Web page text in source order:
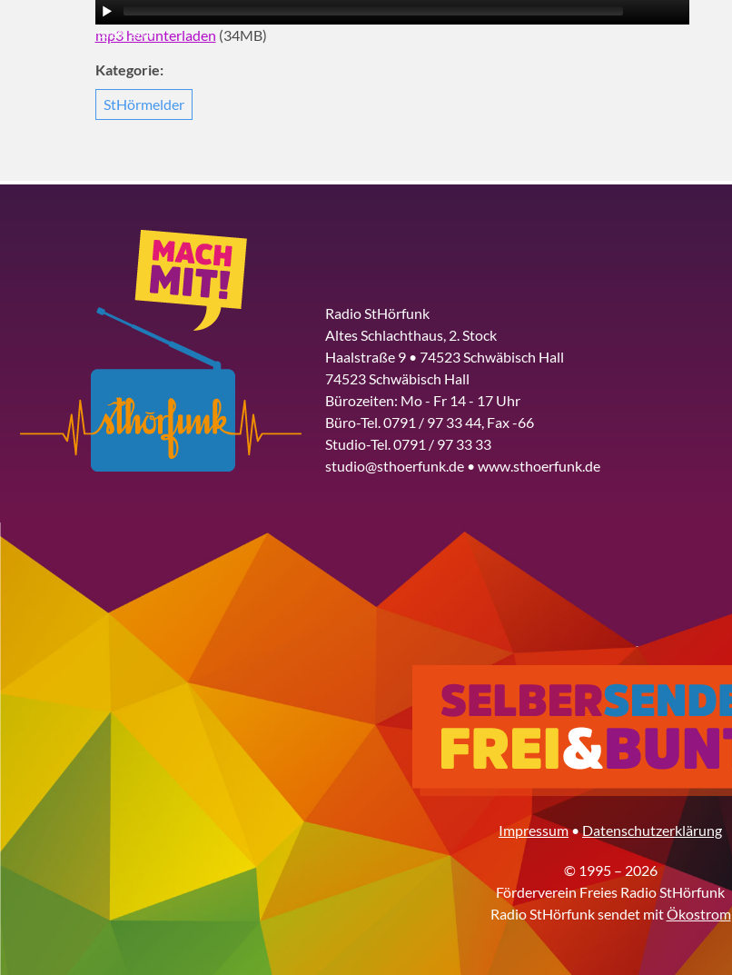
00:00 29:08
mp3 herunterladen (34MB)
Kategorie:
StHörmelder
Radio StHörfunk
Altes Schlachthaus, 2. Stock
Haalstraße 9 • 74523 Schwäbisch Hall
74523 Schwäbisch Hall
Bürozeiten: Mo - Fr 14 - 17 Uhr
Büro-Tel. 0791 / 97 33 44, Fax -66
Studio-Tel. 0791 / 97 33 33
studio@sthoerfunk.de • www.sthoerfunk.de
Impressum•Datenschutzerklärung
© 1995 – 2026
Förderverein Freies Radio StHörfunk
Radio StHörfunk sendet mitÖkostrom